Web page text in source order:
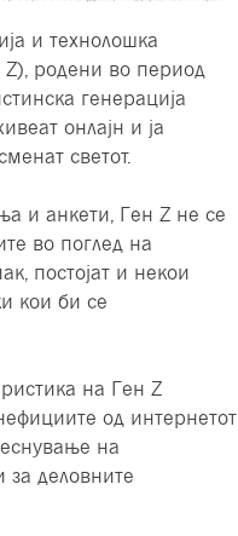
и технолошка
Z), родени во период
генерација
онлајн и ја
светот.
и анкети, Ген Z не се
во поглед на
постојат и некои
кои би се
на Ген Z
од интернетот
на
за деловните